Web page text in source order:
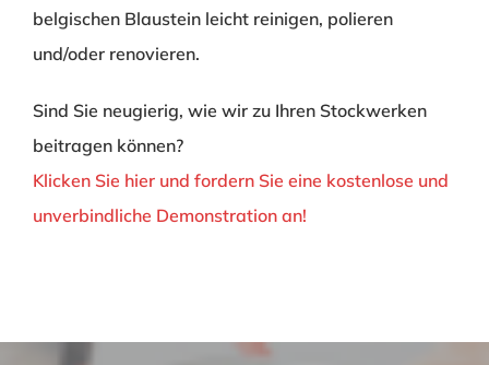
belgischen Blaustein leicht reinigen, polieren
und/oder renovieren.
Sind Sie neugierig, wie wir zu Ihren Stockwerken
beitragen können?
Klicken Sie hier und fordern Sie eine kostenlose und
unverbindliche Demonstration an!